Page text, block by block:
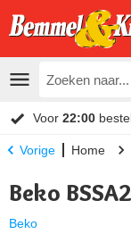
Voor 22:00
Vorige Home
Beko
Beko